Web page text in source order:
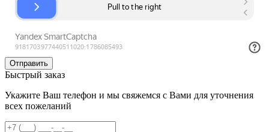
Быстрый заказ
Укажите Ваш телефон и мы свяжемся с Вами для уточнения
всех пожеланий